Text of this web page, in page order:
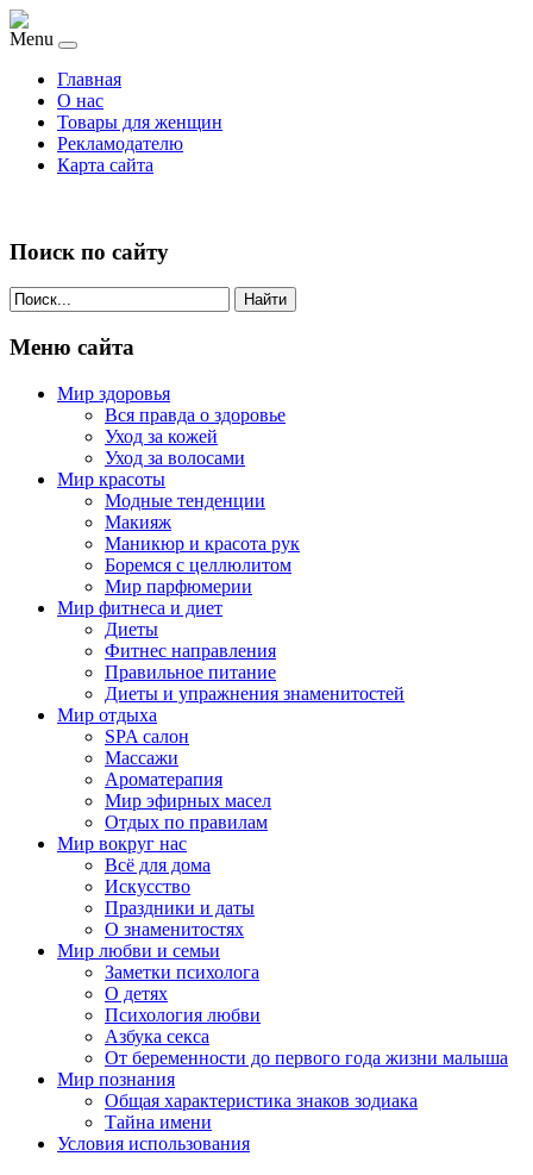
Menu
Главная
О нас
Товары для женщин
Рекламодателю
Карта сайта
Поиск по сайту
Найти
Меню сайта
Мир здоровья
Вся правда о здоровье
Уход за кожей
Уход за волосами
Мир красоты
Модные тенденции
Макияж
Маникюр и красота рук
Боремся с целлюлитом
Мир парфюмерии
Мир фитнеса и диет
Диеты
Фитнес направления
Правильное питание
Диеты и упражнения знаменитостей
Мир отдыха
SPA салон
Массажи
Ароматерапия
Мир эфирных масел
Отдых по правилам
Мир вокруг нас
Всё для дома
Искусство
Праздники и даты
О знаменитостях
Мир любви и семьи
Заметки психолога
О детях
Психология любви
Азбука секса
От беременности до первого года жизни малыша
Мир познания
Общая характеристика знаков зодиака
Тайна имени
Условия использования